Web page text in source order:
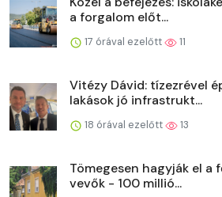
a forgalom előt...
17 órával ezelőtt 11
Vitézy Dávid: tízezrével
lakások jó infrastrukt...
18 órával ezelőtt 13
Tömegesen hagyják el
vevők - 100 millió...